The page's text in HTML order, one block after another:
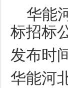
华能
标招标
发布时
华能河